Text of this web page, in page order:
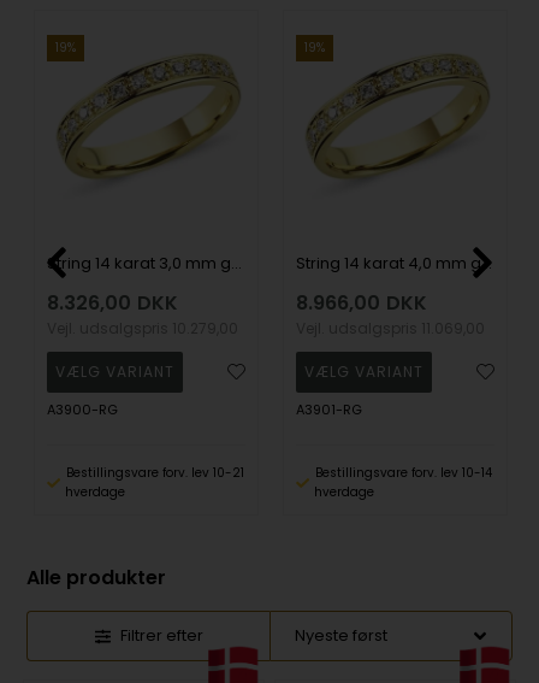
19%
String 14 karat 3,0 mm guld ring med brillanter fra 0,01 til 0,35 ct i kvalitet wesselton SI
8.326,00 DKK
A3900-RG
Bestillingsvare forv. lev 10-21
hverdage
19%
String 14 karat 4,0 mm guld ring med brillanter fra 0,02 til 0,58 ct i kvalitet wesselton SI
8.966,00 DKK
A3901-RG
Bestillingsvare forv. lev 10-14
hverdage
Alle produkter
Filtrer efter